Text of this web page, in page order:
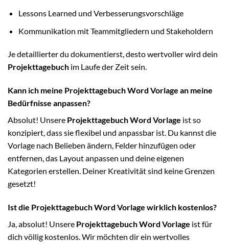
Lessons Learned und Verbesserungsvorschläge
Kommunikation mit Teammitgliedern und Stakeholdern
Je detaillierter du dokumentierst, desto wertvoller wird dein
Projekttagebuch im Laufe der Zeit sein.
Kann ich meine Projekttagebuch Word Vorlage an meine
Bedürfnisse anpassen?
Absolut! Unsere Projekttagebuch Word Vorlage ist so
konzipiert, dass sie flexibel und anpassbar ist. Du kannst die
Vorlage nach Belieben ändern, Felder hinzufügen oder
entfernen, das Layout anpassen und deine eigenen
Kategorien erstellen. Deiner Kreativität sind keine Grenzen
gesetzt!
Ist die Projekttagebuch Word Vorlage wirklich kostenlos?
Ja, absolut! Unsere Projekttagebuch Word Vorlage ist für
dich völlig kostenlos. Wir möchten dir ein wertvolles